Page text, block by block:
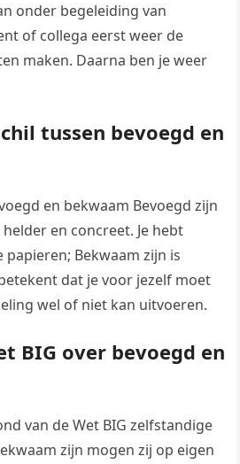
onder begeleiding van
of collega eerst weer de
maken. Daarna ben je weer
tussen bevoegd en
en bekwaam Bevoegd zijn
en concreet. Je hebt
Bekwaam zijn is
dat je voor jezelf moet
wel of niet kan uitvoeren.
BIG over bevoegd en
van de Wet BIG zelfstandige
zijn mogen zij op eigen